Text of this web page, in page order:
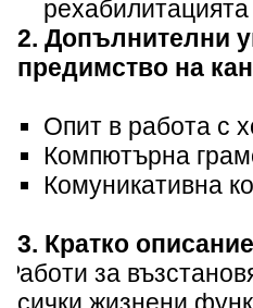
2. Допълнителни
предимство на
Опит в работа с
Компютърна
Комуникативна
3. Кратко
Работи за